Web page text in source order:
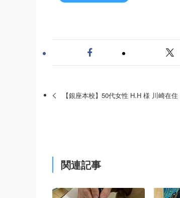
【銀座本校】50代女性 H.H 様 川崎在住
関連記事